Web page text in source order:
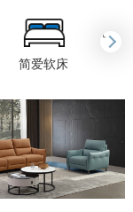
简爱软床
›